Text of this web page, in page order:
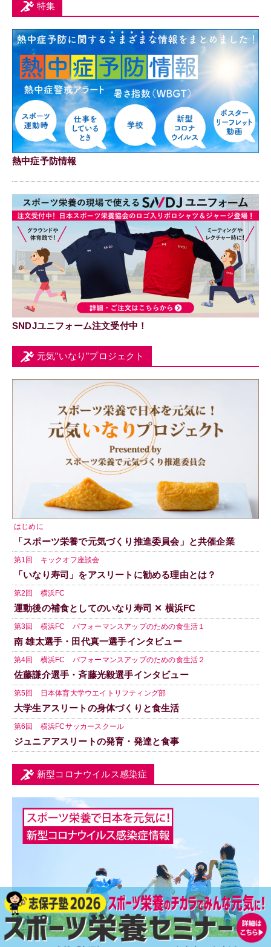
特集
熱中症予防情報
SNDJユニフォーム注文受付中！
元気”いなり”プロジェクト
はじめに
「スポーツ栄養で元気づくり推進委員会」と共催企業
第1回 キックオフ座談会
「いなり寿司」をアスリートに勧める理由とは？
第2回 横浜FC
運動後の補食としてのいなり寿司 ✕ 横浜FC
第3回 横浜FC パフォーマンスアップのための食生活１
南 雄太選手・田代真一選手インタビュー
第4回 横浜FC パフォーマンスアップのための食生活２
佐藤謙介選手・斉藤光毅選手インタビュー
第5回 日本体育大学ウエイトリフティング部
大学生アスリートの身体づくりと食生活
第6回 横浜FCサッカースクール
ジュニアアスリートの発育・発達と食事
新型コロナウイルス感染症